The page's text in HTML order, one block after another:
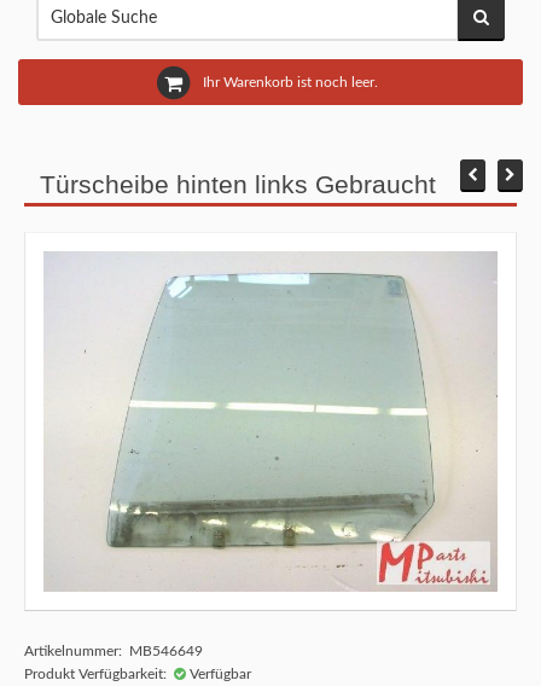
Ihr Warenkorb ist noch leer.
Türscheibe hinten links Gebraucht
Artikelnummer: MB546649
Produkt Verfügbarkeit:
Verfügbar